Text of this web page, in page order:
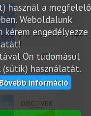
használ a megfelelő
Weboldalunk
kérem engedélyezze
Ön tudomásul
használatát.
Bővebb információ